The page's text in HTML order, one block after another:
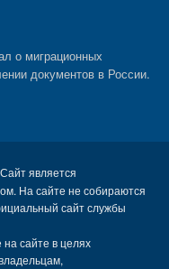
о миграционных
документов в России.
Сайт является
На сайте не собираются
сайт службы
сайте в целях